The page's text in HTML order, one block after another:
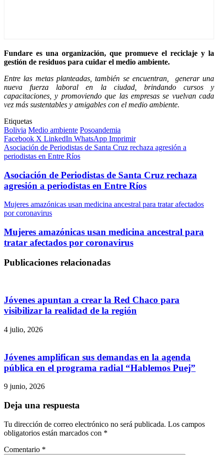
Fundare es una organización, que promueve el reciclaje y la
gestión de residuos para cuidar el medio ambiente.
Entre las metas planteadas, también se encuentran, generar una
nueva fuerza laboral en la ciudad, brindando cursos y
capacitaciones, y promoviendo que las empresas se vuelvan cada
vez más sustentables y amigables con el medio ambiente.
Etiquetas
Bolivia Medio ambiente Posoandemia
Facebook X LinkedIn WhatsApp Imprimir
Asociación de Periodistas de Santa Cruz rechaza agresión a
periodistas en Entre Ríos
Asociación de Periodistas de Santa Cruz rechaza
agresión a periodistas en Entre Ríos
Mujeres amazónicas usan medicina ancestral para tratar afectados
por coronavirus
Mujeres amazónicas usan medicina ancestral para
tratar afectados por coronavirus
Publicaciones relacionadas
Jóvenes apuntan a crear la Red Chaco para
visibilizar la realidad de la región
4 julio, 2026
Jóvenes amplifican sus demandas en la agenda
pública en el programa radial “Hablemos Puej”
9 junio, 2026
Deja una respuesta
Tu dirección de correo electrónico no será publicada. Los campos
obligatorios están marcados con *
Comentario *